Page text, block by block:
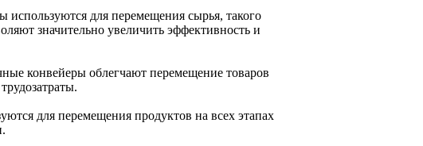
для перемещения сырья, такого
значительно увеличить эффективность и
конвейеры облегчают перемещение товаров
для перемещения продуктов на всех этапах